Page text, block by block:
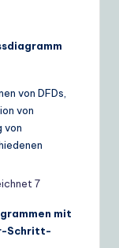
von DFDs,
von
von
7
mit
Schritt-